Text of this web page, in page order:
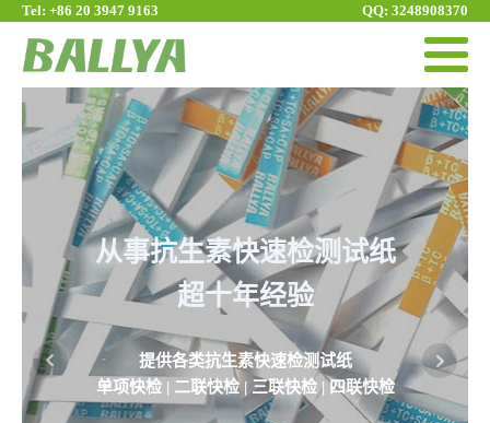
Tel: +86 20 3947 9163 QQ: 3248908370
纸
快检
快速检测抗生素残留
简单、易用、仅8分钟出结
拒绝：ß-内酰胺类、四环素类、磺胺类、喹诺酮类、
素、林可霉素、新霉素 ... 等，残留